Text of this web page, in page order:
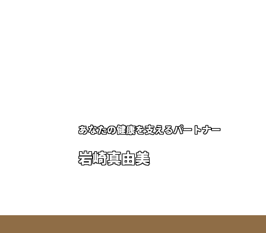
あなたの健康を支えるパートナー
岩崎真由美